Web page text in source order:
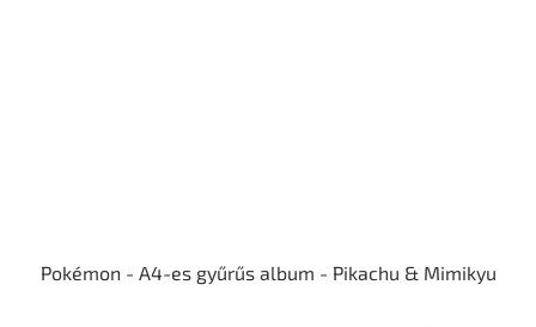
Pokémon - A4-es gyűrűs album - Pikachu & Mimikyu